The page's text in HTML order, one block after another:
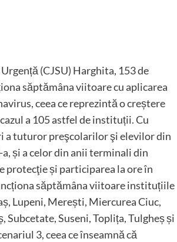
(CJSU) Harghita, 153 de
săptămâna viitoare cu aplicarea
ceea ce reprezintă o creștere
a 105 astfel de instituții. Cu
a tuturor preşcolarilor şi elevilor din
și a celor din anii terminali din
protecţie și participarea la ore în
săptămâna viitoare instituțiile
Lupeni, Merești, Miercurea Ciuc,
Suseni, Toplița, Tulgheș și
3, ceea ce înseamnă că